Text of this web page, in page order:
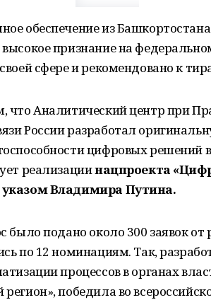
обеспечение из
признание на
сфере и рекомендовано к
Аналитический центр при
России разработал
цифровых решений
реализациинацпроекта
Владимира Путина.
было подано около 300 заявок
по 12 номинациям. Так,
процессов в органах
победила во